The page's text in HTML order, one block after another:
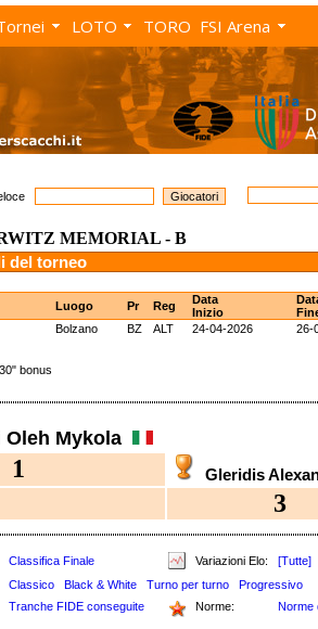
LOTO TORO FSI Arena
MEMORIAL - B
del torneo
Luogo Pr Reg
Data
Inizio
Bolzano BZ ALT 24-04-2026 26-
bonus
Oleh Mykola
1 Gleridis
3
Classifica Finale Variazioni Elo: [Tutte]
Classico Black & White Turno per turno
Progressivo
Tranche FIDE conseguite Norme: Norme